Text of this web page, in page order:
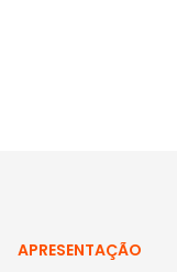
APRESENTAÇÃO